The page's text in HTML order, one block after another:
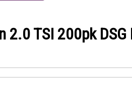
2.0 TSI 200pk